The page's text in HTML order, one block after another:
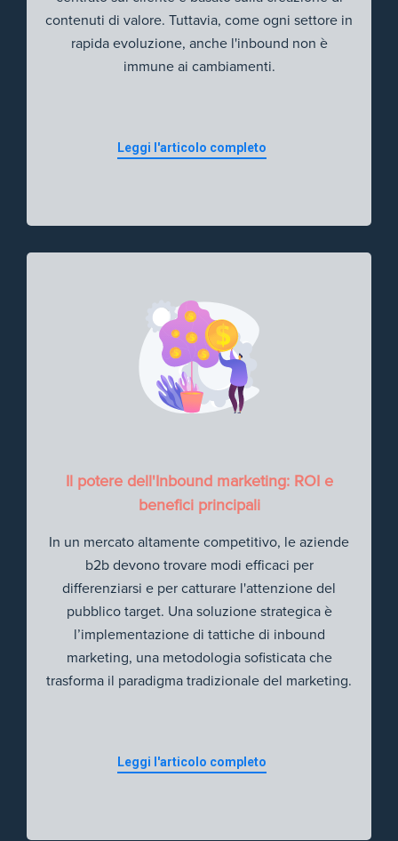
contenuti di valore. Tuttavia, come ogni settore in
rapida evoluzione, anche l'inbound non è
immune ai cambiamenti.
Leggi l'articolo completo
Il potere dell'Inbound marketing: ROI e
benefici principali
In un mercato altamente competitivo, le aziende
b2b devono trovare modi efficaci per
differenziarsi e per catturare l'attenzione del
pubblico target. Una soluzione strategica è
l’implementazione di tattiche di inbound
marketing, una metodologia sofisticata che
trasforma il paradigma tradizionale del marketing.
Leggi l'articolo completo